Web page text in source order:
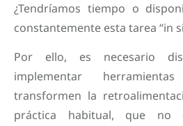
¿Tendríamos tiempo o
constantemente esta tarea “in
Por ello, es necesario
implementar
transformen la
práctica habitual, que no